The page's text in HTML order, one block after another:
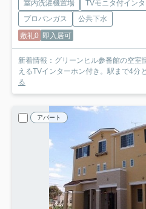
室内洗濯機置場 TVモニタ付イン
プロパンガス
公共下水
敷礼0 即入居可
新着情報：グリーンヒル参番館の空室
えるTVインターホン付き。駅まで4分
る
アパート